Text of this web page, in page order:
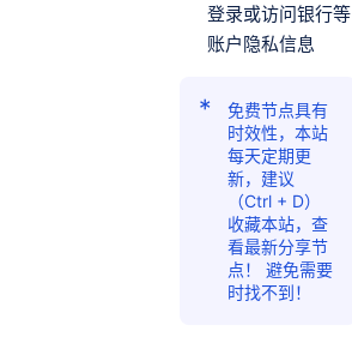
登录或访问银行等
账户隐私信息
免费节点具有
时效性，本站
每天定期更
新，建议
（Ctrl + D）
收藏本站，查
看最新分享节
点！ 避免需要
时找不到！